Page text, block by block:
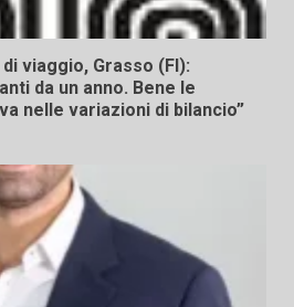
viaggio, Grasso (FI):
da un anno. Bene le
nelle variazioni di bilancio”